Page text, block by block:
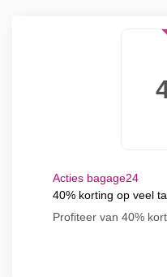
Acties bagage24
40% korting op veel
Profiteer van 40%